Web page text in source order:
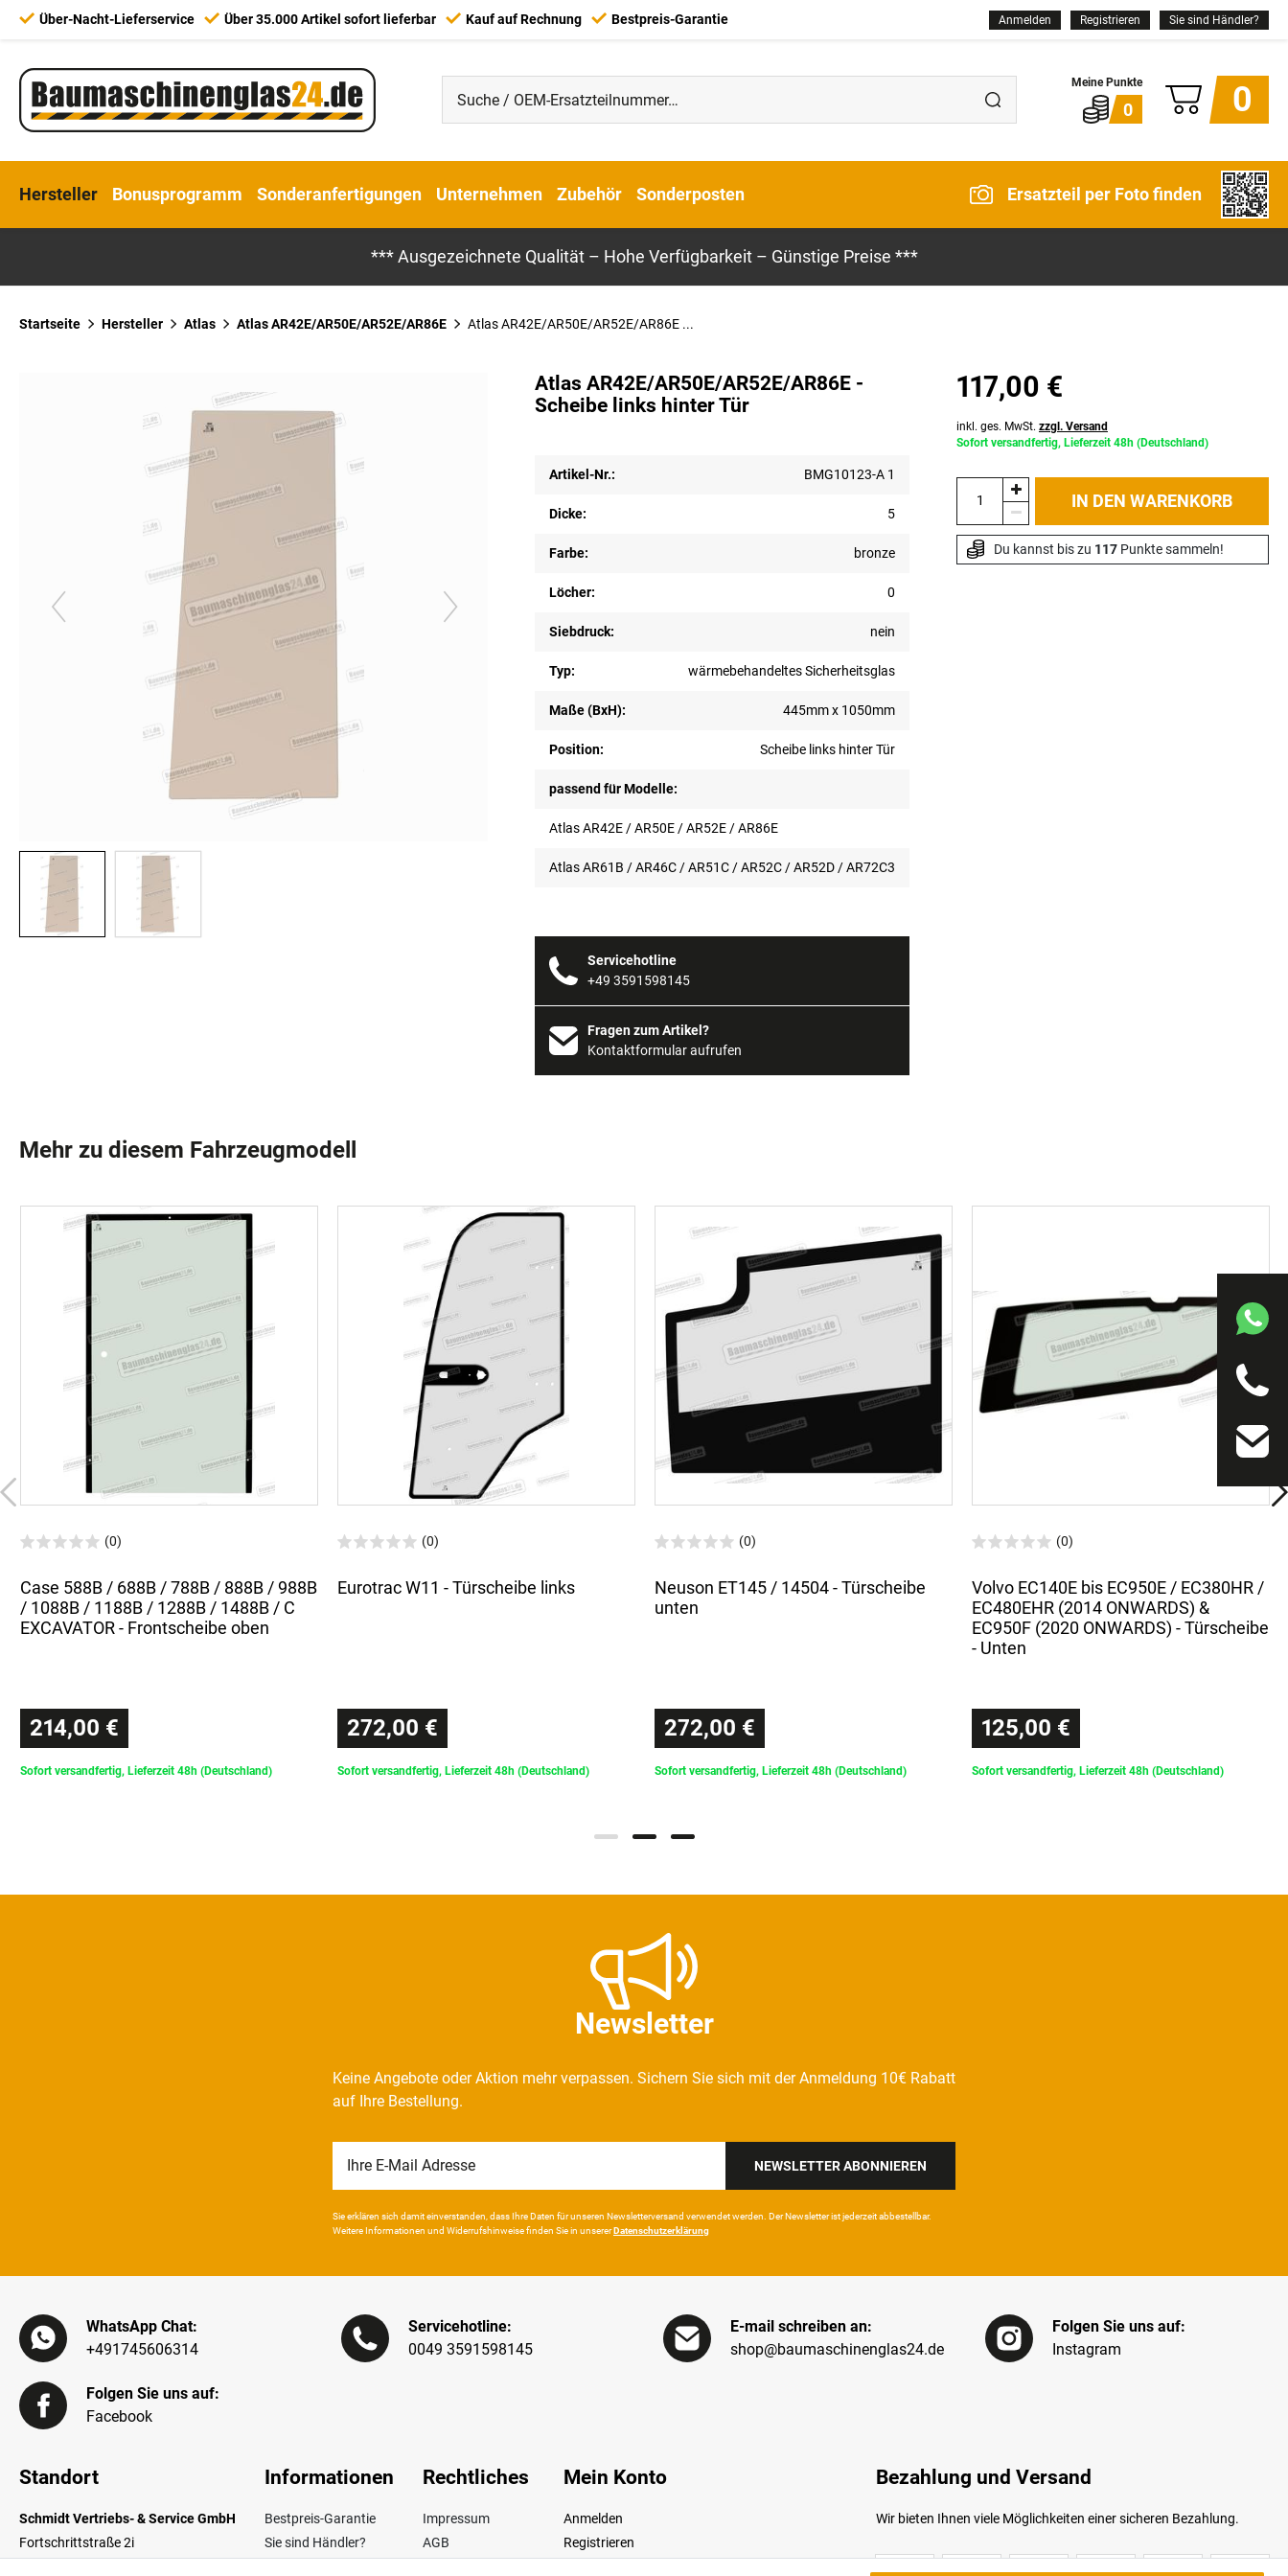
Über-Nacht-Lieferservice Über 35.000 Artikel sofort lieferbar Kauf auf Rechnung Bestpreis-Garantie Anmelden Registrieren Sie sind Händler?
0 0
Hersteller Bonusprogramm Sonderanfertigungen Unternehmen Zubehör Sonderposten Ersatzteil per Foto finden
*** Ausgezeichnete Qualität – Hohe Verfügbarkeit – Günstige Preise ***
Startseite Hersteller Atlas Atlas AR42E/AR50E/AR52E/AR86E Atlas AR42E/AR50E/AR52E/AR86E ...
Atlas AR42E/AR50E/AR52E/AR86E -
Scheibe links hinter Tür
Artikel-Nr.: BMG10123-A 1
Dicke: 5
Farbe: bronze
Löcher: 0
Siebdruck: nein
Typ: wärmebehandeltes Sicherheitsglas
Maße (BxH): 445mm x 1050mm
Position: Scheibe links hinter Tür
passend für Modelle:
Atlas AR42E / AR50E / AR52E / AR86E
Atlas AR61B / AR46C / AR51C / AR52C / AR52D / AR72C3
Servicehotline
+49 3591598145
Fragen zum Artikel?
Kontaktformular aufrufen
117,00 €
inkl. ges. MwSt. zzgl. Versand
Sofort versandfertig, Lieferzeit 48h (Deutschland)
IN DEN WARENKORB
Du kannst bis zu 117 Punkte sammeln!
Mehr zu diesem Fahrzeugmodell
(0)
Case 588B / 688B / 788B / 888B / 988B
/ 1088B / 1188B / 1288B / 1488B / C
EXCAVATOR - Frontscheibe oben
214,00 €
Sofort versandfertig, Lieferzeit 48h (Deutschland)
(0)
Eurotrac W11 - Türscheibe links
272,00 €
Sofort versandfertig, Lieferzeit 48h (Deutschland)
(0)
Neuson ET145 / 14504 - Türscheibe
unten
272,00 €
Sofort versandfertig, Lieferzeit 48h (Deutschland)
(0)
Volvo EC140E bis EC950E / EC380HR /
EC480EHR (2014 ONWARDS) &
EC950F (2020 ONWARDS) - Türscheibe
- Unten
125,00 €
Sofort versandfertig, Lieferzeit 48h (Deutschland)
Newsletter
Keine Angebote oder Aktion mehr verpassen. Sichern Sie sich mit der Anmeldung 10€ Rabatt
auf Ihre Bestellung.
Honig
NEWSLETTER ABONNIEREN
Sie erklären sich damit ein­ver­standen, dass Ihre Da­ten für unseren News­letter­versand ver­wen­det werden. Der News­letter ist jeder­zeit ab­bestel­lbar.
Weitere Infor­mationen und Wider­rufshin­weise finden Sie in unsererDaten­schutz­erklärung
WhatsApp Chat:
+491745606314
Servicehotline:
0049 3591598145
E-mail schreiben an:
shop@baumaschinenglas24.de
Folgen Sie uns auf:
Instagram
Folgen Sie uns auf:
Facebook
Standort
Schmidt Vertriebs- & Service GmbH
Fortschrittstraße 2i
Informationen
Bestpreis-Garantie
Sie sind Händler?
Rechtliches
Impressum
AGB
Mein Konto
Anmelden
Registrieren
Bezahlung und Versand
Wir bieten Ihnen viele Möglichkeiten einer sicheren Bezahlung.